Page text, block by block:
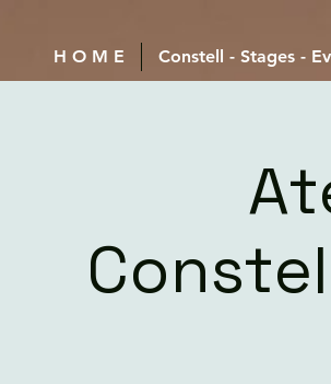
H O M E Constell - Stages -